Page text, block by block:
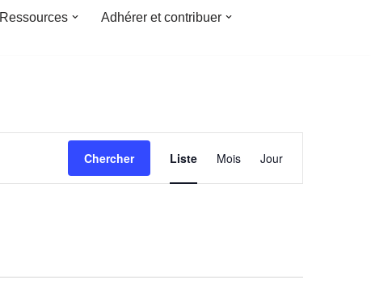
Ressources
Adhérer et contribuer
Chercher
Navigation
de
Liste Mois Jour